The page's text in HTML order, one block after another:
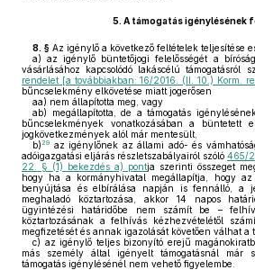
5. A támogatás igénylésének
8. § Az igénylő a következő feltételek teljesítése
a) az igénylő büntetőjogi felelősségét a
vásárlásához kapcsolódó lakáscélú támogatásról
rendelet [a továbbiakban: 16/2016. (II. 10.) Korm.
bűncselekmény elkövetése miatt jogerősen
aa) nem állapította meg, vagy
ab) megállapította, de a támogatás
bűncselekmények vonatkozásában a büntetett
jogkövetkezmények alól már mentesült,
b)29 az igénylőnek az állami adó- és
adóigazgatási eljárás részletszabályairól szóló 465/
22. § (1) bekezdés a) pontja szerinti összeget
hogy ha a kormányhivatal megállapítja, hogy
benyújtása és elbírálása napján is fennálló, a
meghaladó köztartozása, akkor 14 napos
ügyintézési határidőbe nem számít be –
köztartozásának a felhívás kézhezvételétől
megfizetését és annak igazolását követően válhat a
c) az igénylő teljes bizonyító erejű
más személy által igényelt támogatásnál már
támogatás igénylésénél nem vehető figyelembe.